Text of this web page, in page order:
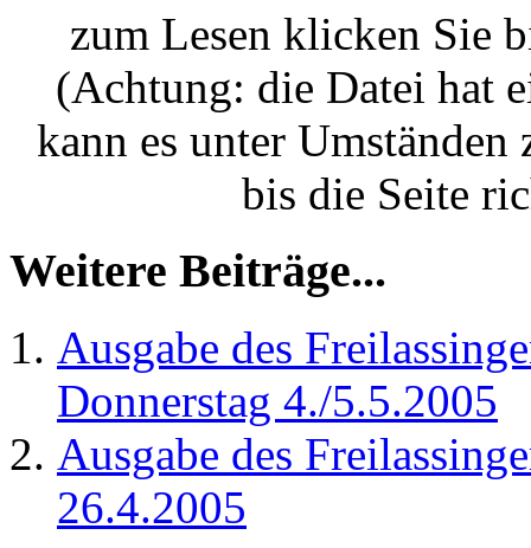
zum Lesen klicken Sie
(Achtung: die Datei hat
kann es unter
bis die Seite
Weitere Beiträge...
Ausgabe des
Donnerstag 4./5.5.2005
Ausgabe des
26.4.2005